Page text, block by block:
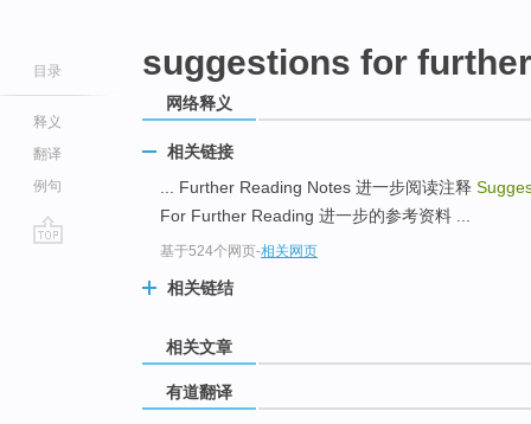
目录
释义
翻译
例句
suggestions for
网络释义
相关链接
... Further Reading Notes 进一步阅读注释
For Further Reading 进一步的参考资料 ...
基于524个网页-相关网页
相关链结
相关文章
有道翻译